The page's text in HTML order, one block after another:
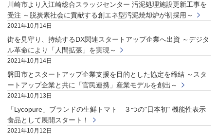
川崎市より入江崎総合スラッジセンター 汚泥処理施設更新工事を
受注 ～脱炭素社会に貢献する創エネ型汚泥焼却炉が初採用～
2021年10月14日
街を見守り、持続するDX関連スタートアップ企業へ出資 ～デジタ
ル革命により「人間拡張」を実現～
2021年10月14日
磐田市とスタートアップ企業支援を目的とした協定を締結 ～スタ
ートアップ企業と共に「官民連携」産業モデルを創出～
2021年10月13日
「Lycopure」ブランドの生鮮トマト ３つの"日本初" 機能性表示
食品として展開スタート！
2021年10月12日